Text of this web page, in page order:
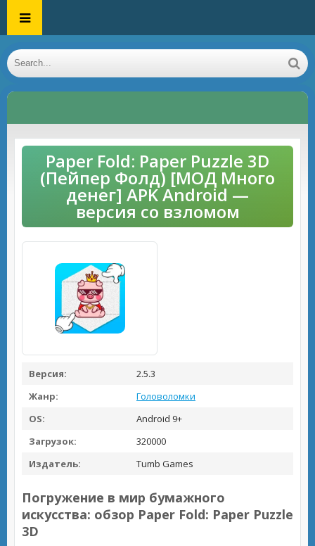
Paper Fold: Paper Puzzle 3D
(Пейпер Фолд) [МОД Много
денег] APK Android —
версия со взломом
Версия:
2.5.3
Жанр:
Головоломки
OS:
Android 9+
Загрузок:
320000
Издатель:
Tumb Games
Погружение в мир бумажного
искусства: обзор Paper Fold: Paper Puzzle
3D